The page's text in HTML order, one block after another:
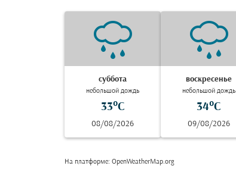
суббота
небольшой дождь
33°C
08/08/2026
воскресенье
небольшой дождь
34°C
09/08/2026
На платформе: OpenWeatherMap.org